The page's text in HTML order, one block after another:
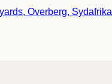
Overberg, Sydafrika